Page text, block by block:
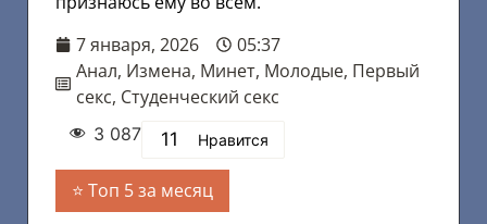
7 января, 2026
05:37
Анал, Измена, Минет, Молодые, Первый
секс, Студенческий секс
3 087 11 Нравится
Топ 5 за месяц